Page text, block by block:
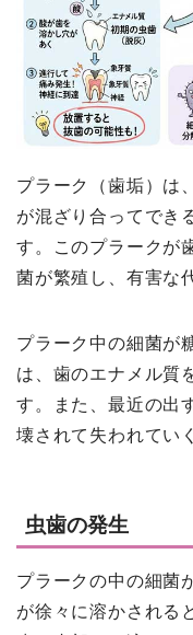
プラーク（歯垢）は
が混ざり合ってでき
す。このプラークが
菌が繁殖し、有害な
プラーク中の細菌が
は、歯のエナメル質
す。また、最近の出
壊されて失われてい
虫歯の発生
プラークの中の細菌
が徐々に溶かされる